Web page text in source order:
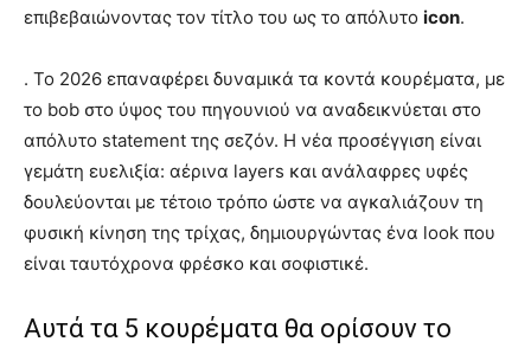
επιβεβαιώνοντας τον τίτλο του ως το απόλυτο icon.
. Το 2026 επαναφέρει δυναμικά τα κοντά κουρέματα, με
το bob στο ύψος του πηγουνιού να αναδεικνύεται στο
απόλυτο statement της σεζόν. Η νέα προσέγγιση είναι
γεμάτη ευελιξία: αέρινα layers και ανάλαφρες υφές
δουλεύονται με τέτοιο τρόπο ώστε να αγκαλιάζουν τη
φυσική κίνηση της τρίχας, δημιουργώντας ένα look που
είναι ταυτόχρονα φρέσκο και σοφιστικέ.
Αυτά τα 5 κουρέματα θα ορίσουν το